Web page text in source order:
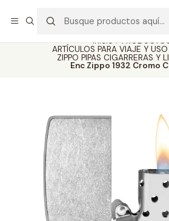
Inicio
ARTÍCULOS PARA VIAJE Y
ZIPPO PIPAS CIGARRERAS Y
Enc Zippo 1932 Cromo